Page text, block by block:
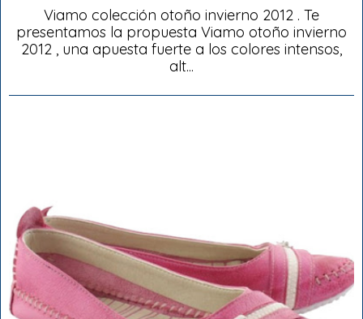
Viamo colección otoño invierno 2012 . Te
presentamos la propuesta Viamo otoño invierno
2012 , una apuesta fuerte a los colores intensos,
alt...